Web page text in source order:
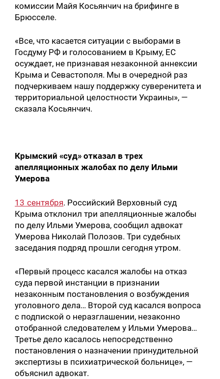
комиссии Майя Коcьянчич на брифинге в
Брюсселе.
«Все, что касается ситуации с выборами в
Госдуму РФ и голосованием в Крыму, ЕС
осуждает, не признавая незаконной аннексии
Крыма и Севастополя. Мы в очередной раз
подчеркиваем нашу поддержку суверенитета и
территориальной целостности Украины», —
сказала Коcьянчич.
Крымский «суд» отказал в трех
апелляционных жалобах по делу Ильми
Умерова
13 сентября. Российский Верховный суд
Крыма отклонил три апелляционные жалобы
по делу Ильми Умерова, сообщил адвокат
Умерова Николай Полозов. Три судебных
заседания подряд прошли сегодня утром.
«Первый процесс касался жалобы на отказ
суда первой инстанции в признании
незаконным постановления о возбуждения
уголовного дела… Второй суд касался вопроса
с подпиской о неразглашении, незаконно
отобранной следователем у Ильми Умерова…
Третье дело касалось непосредственно
постановления о назначении принудительной
экспертизы в психиатрической больнице», —
объяснил адвокат.